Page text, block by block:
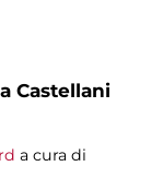
Castellani
a cura di